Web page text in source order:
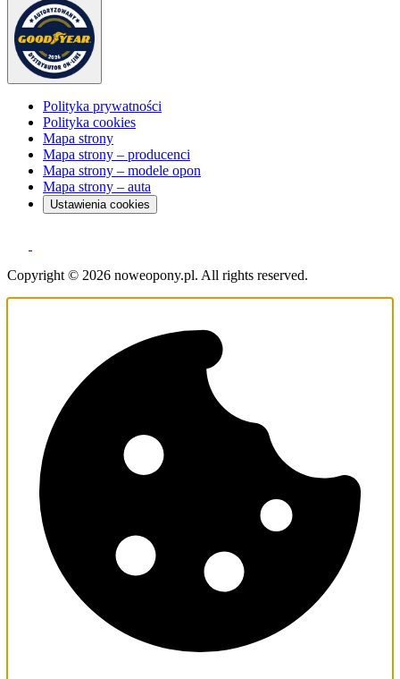
Polityka prywatności
Polityka cookies
Mapa strony
Mapa strony – producenci
Mapa strony – modele opon
Mapa strony – auta
Ustawienia cookies
Copyright © 2026 noweopony.pl. All rights reserved.